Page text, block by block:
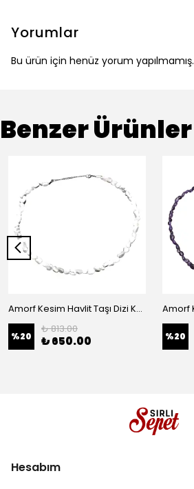
Yorumlar
Bu ürün için henüz yorum yapılmamış.
Benzer Ürünler
Amorf Kesim Havlit Taşı Dizi Kolye
%20
₺ 813.00
₺ 650.00 %20
Hesabım